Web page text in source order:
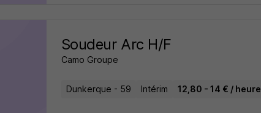
Soudeur Arc H/F
Camo Groupe
Dunkerque - 59 Intérim 12,80 - 14 € / heure